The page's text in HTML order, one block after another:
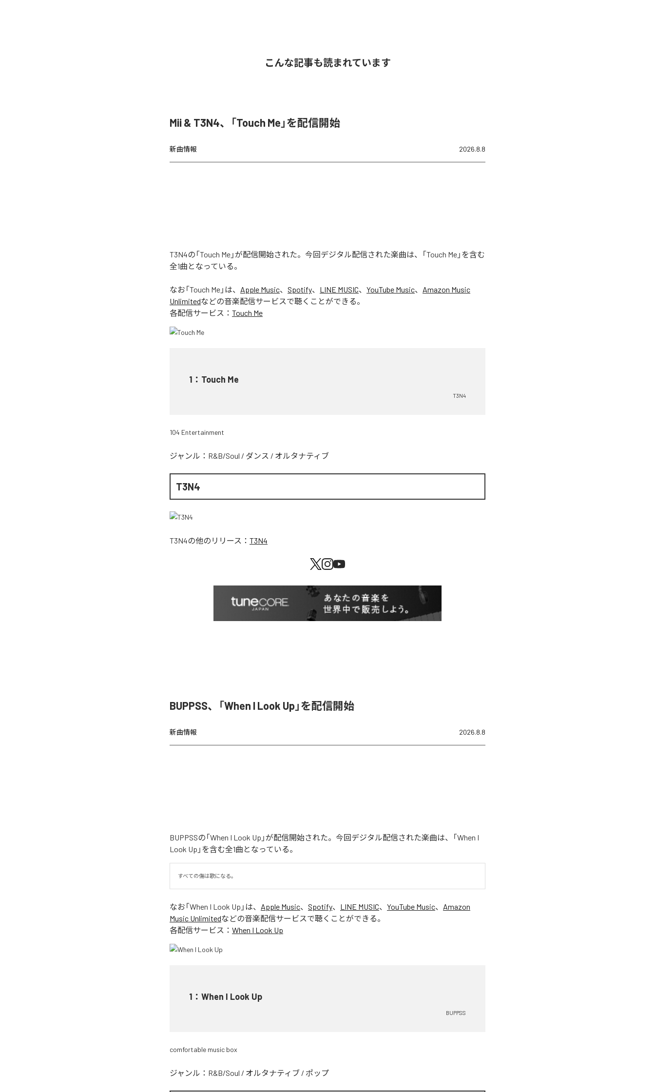
こんな記事も読まれています
Mii & T3N4、「Touch Me」を配信開始
新曲情報 2026.8.8
T3N4の「Touch Me」が配信開始された。今回デジタル配信された楽曲は、「Touch Me」を含む
全1曲となっている。
なお「Touch Me 」は、 Apple Music、 Spotify、 LINE MUSIC、 YouTube Music、 Amazon Music
Unlimitedなどの音楽配信サービスで聴くことができる。
各配信サービス： Touch Me
1 ： Touch Me
T3N4
104 Entertainment
ジャンル： R&B/Soul / ダンス / オルタナティブ
T3N4
T3N4の他のリリース： T3N4
BUPPSS、「When I Look Up」を配信開始
新曲情報 2026.8.8
BUPPSSの「When I Look Up」が配信開始された。今回デジタル配信された楽曲は、「When I
Look Up」を含む全1曲となっている。
すべての傷は歌になる。
なお「When I Look Up 」は、 Apple Music、 Spotify、 LINE MUSIC、 YouTube Music、 Amazon
Music Unlimitedなどの音楽配信サービスで聴くことができる。
各配信サービス： When I Look Up
1 ： When I Look Up
BUPPSS
comfortable music box
ジャンル： R&B/Soul / オルタナティブ / ポップ